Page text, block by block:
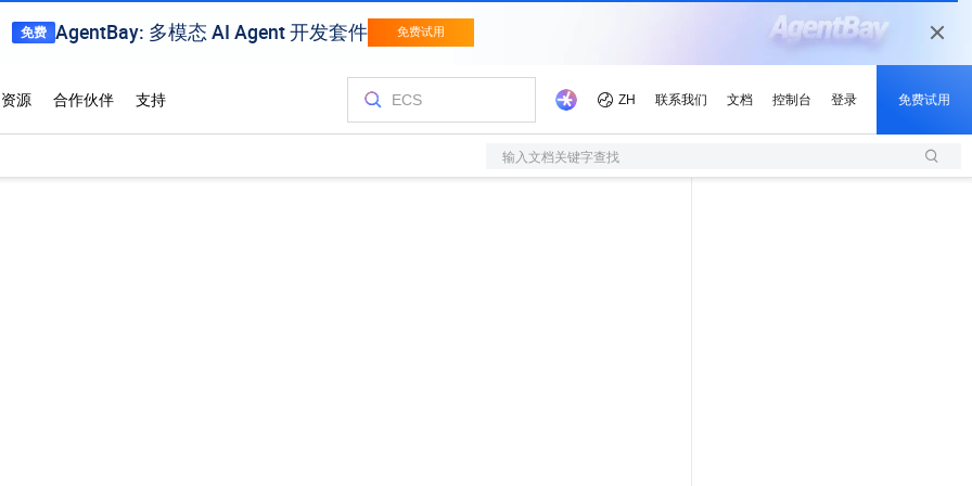
输入文档关键字查找